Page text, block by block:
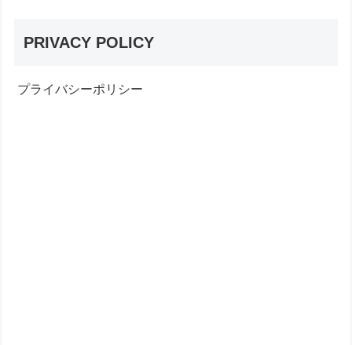
PRIVACY POLICY
プライバシーポリシー